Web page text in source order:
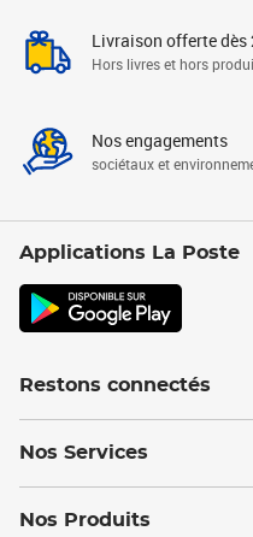
Livraison offerte dès
Hors livres et hors
Nos engagements
sociétaux et
Applications La Poste
Restons connectés
Nos Services
Nos Produits